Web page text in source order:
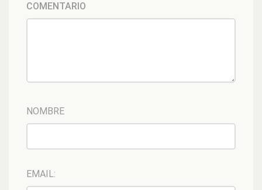
COMENTARIO
NOMBRE
EMAIL: